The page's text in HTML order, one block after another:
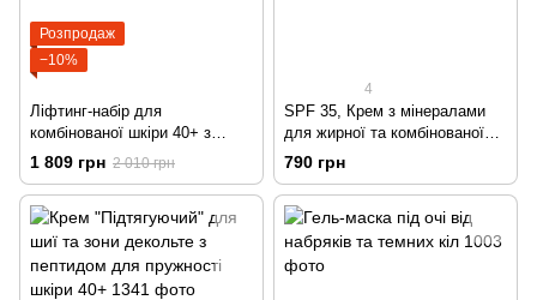
Розпродаж
−10%
Ліфтинг-набір для
комбінованої шкіри 40+ з
пептидами, сироватка+крем
1 809 грн 2 010 грн
4
SPF 35, Крем з мінералами
для жирної та комбінованої
шкіри 30+
790 грн